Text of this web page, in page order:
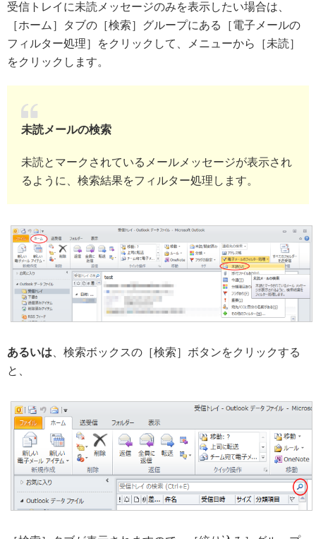
受信トレイに未読メッセージのみを表示したい場合は、
［ホーム］タブの［検索］グループにある［電子メールの
フィルター処理］をクリックして、メニューから［未読］
をクリックします。
未読メールの検索
未読とマークされているメールメッセージが表示され
るように、検索結果をフィルター処理します。
あるいは 、検索ボックスの［検索］ボタンをクリックする
と、